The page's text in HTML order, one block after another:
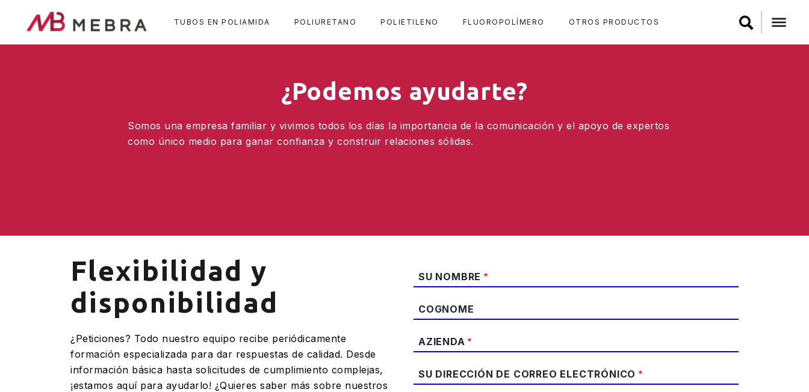
TUBOS EN POLIAMIDA POLIURETANO POLIETILENO FLUOROPOLÍMERO OTROS PRODUCTOS
¿Podemos ayudarte?
Somos una empresa familiar y vivimos todos los días la importancia de la comunicación y el apoyo de expertos
como único medio para ganar confianza y construir relaciones sólidas.
Flexibilidad y
disponibilidad
¿Peticiones? Todo nuestro equipo recibe periódicamente
formación especializada para dar respuestas de calidad. Desde
información básica hasta solicitudes de cumplimiento complejas,
¡estamos aquí para ayudarlo! ¿Quieres saber más sobre nuestros
SU NOMBRE
COGNOME
AZIENDA
SU DIRECCIÓN DE CORREO ELECTRÓNICO